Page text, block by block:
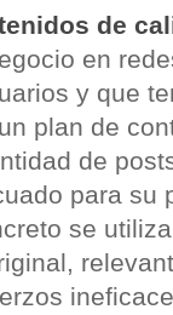
de
en
y que
plan de
de
para su
se